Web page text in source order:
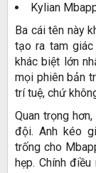
Kylian
Ba cái tên này
tạo ra tam
khác biệt lớn
mọi phiên bản
trí tuệ, chứ
Quan trọng
đội. Anh kéo
trống cho
hẹp. Chính